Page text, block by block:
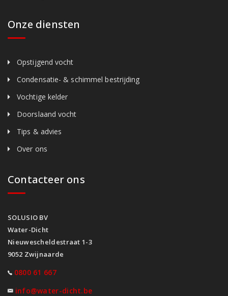
Onze diensten
Opstijgend vocht
Condensatie- & schimmel bestrijding
Vochtige kelder
Doorslaand vocht
Tips & advies
Over ons
Contacteer ons
SOLUSIO BV
Water-Dicht
Nieuwescheldestraat 1-3
9052 Zwijnaarde
0800 61 667
info@water-dicht.be